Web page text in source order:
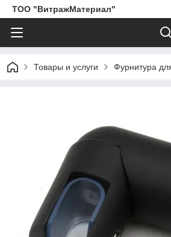
ТОО "ВитражМатериал"
Товары и услуги Фурнитура